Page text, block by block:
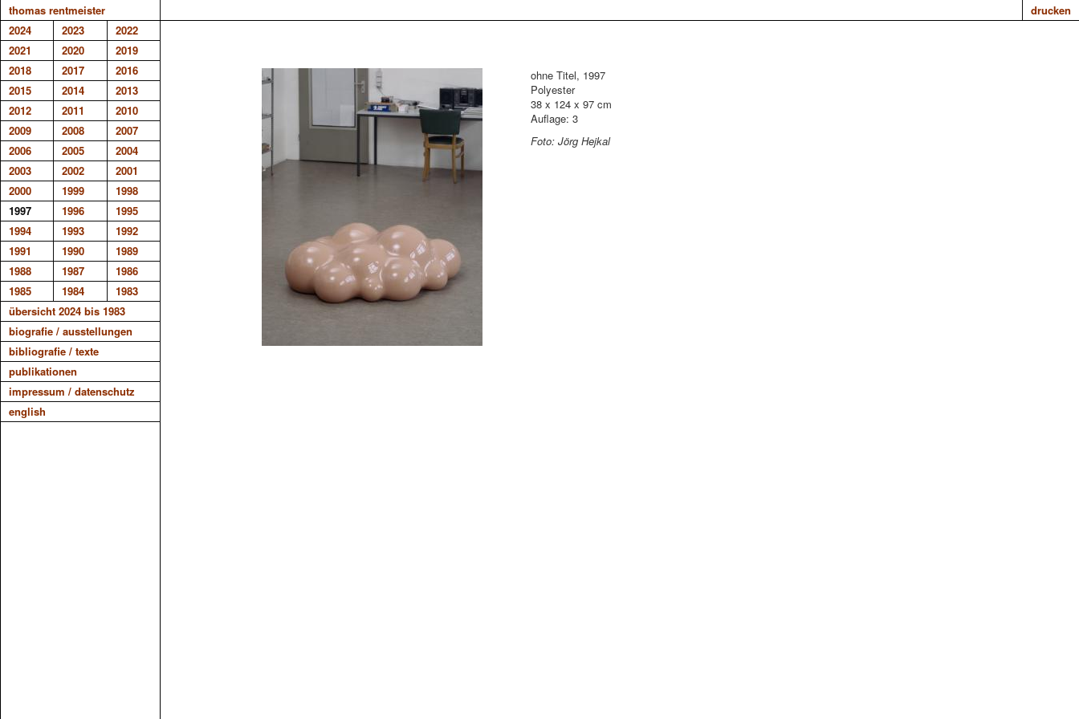
thomas rentmeister
drucken
2024
2023
2022
2021
2020
2019
2018
2017
2016
2015
2014
2013
2012
2011
2010
2009
2008
2007
2006
2005
2004
2003
2002
2001
2000
1999
1998
1997
1996
1995
1994
1993
1992
1991
1990
1989
1988
1987
1986
1985
1984
1983
übersicht 2024 bis 1983
biografie / ausstellungen
bibliografie / texte
publikationen
impressum / datenschutz
english
ohne Titel, 1997
Polyester
38 x 124 x 97 cm
Auflage: 3
Foto: Jörg Hejkal